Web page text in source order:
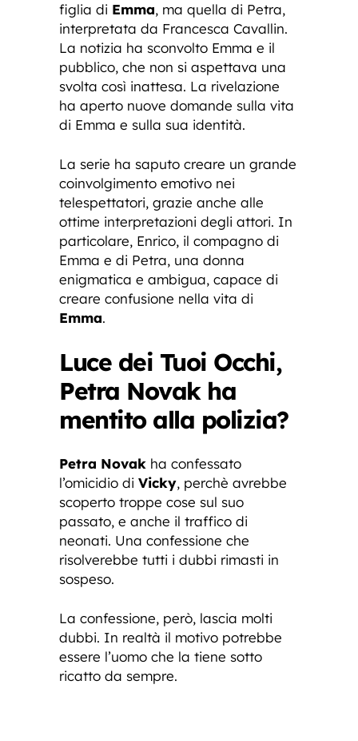
figlia di Emma, ma quella di Petra,
interpretata da Francesca Cavallin.
La notizia ha sconvolto Emma e il
pubblico, che non si aspettava una
svolta così inattesa. La rivelazione
ha aperto nuove domande sulla vita
di Emma e sulla sua identità.
La serie ha saputo creare un grande
coinvolgimento emotivo nei
telespettatori, grazie anche alle
ottime interpretazioni degli attori. In
particolare, Enrico, il compagno di
Emma e di Petra, una donna
enigmatica e ambigua, capace di
creare confusione nella vita di
Emma.
Luce dei Tuoi Occhi,
Petra Novak ha
mentito alla polizia?
Petra Novak ha confessato
l’omicidio di Vicky, perchè avrebbe
scoperto troppe cose sul suo
passato, e anche il traffico di
neonati. Una confessione che
risolverebbe tutti i dubbi rimasti in
sospeso.
La confessione, però, lascia molti
dubbi. In realtà il motivo potrebbe
essere l’uomo che la tiene sotto
ricatto da sempre.